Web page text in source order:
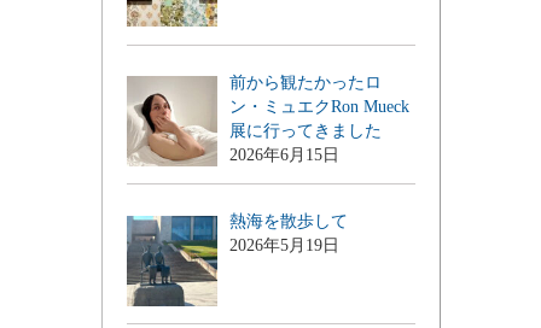
前から観たかったロ
ン・ミュエクRon Mueck
展に行ってきました
2026年6月15日
熱海を散歩して
2026年5月19日